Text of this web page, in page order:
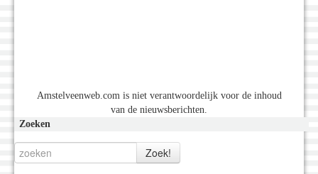
Amstelveenweb.com is niet verantwoordelijk voor de inhoud
van de nieuwsberichten.
Zoeken